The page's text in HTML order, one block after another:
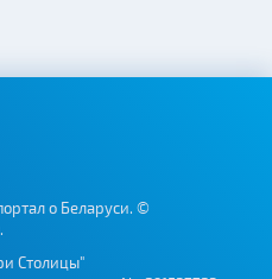
о Беларуси. ©
Столицы"